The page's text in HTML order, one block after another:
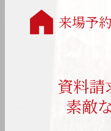
来場予約
資料請
素敵